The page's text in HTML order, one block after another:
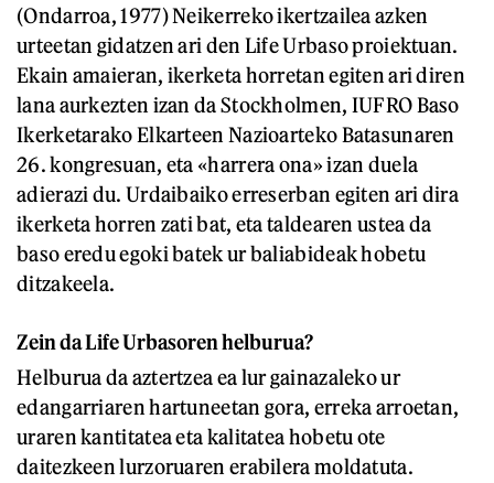
(Ondarroa, 1977) Neikerreko ikertzailea azken
urteetan gidatzen ari den Life Urbaso proiektuan.
Ekain amaieran, ikerketa horretan egiten ari diren
lana aurkezten izan da Stockholmen, IUFRO Baso
Ikerketarako Elkarteen Nazioarteko Batasunaren
26. kongresuan, eta «harrera ona» izan duela
adierazi du. Urdaibaiko erreserban egiten ari dira
ikerketa horren zati bat, eta taldearen ustea da
baso eredu egoki batek ur baliabideak hobetu
ditzakeela.
Zein da Life Urbasoren helburua?
Helburua da aztertzea ea lur gainazaleko ur
edangarriaren hartuneetan gora, erreka arroetan,
uraren kantitatea eta kalitatea hobetu ote
daitezkeen lurzoruaren erabilera moldatuta.